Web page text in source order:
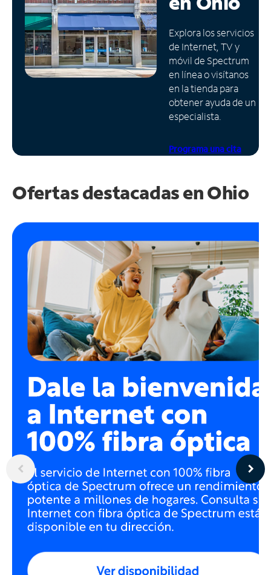
Administrar
cuenta
Encuentra
una
tienda
Explora los servicios
de Internet, TV y
móvil de Spectrum
en línea o visítanos
en la tienda para
obtener ayuda de un
especialista.
Programa una cita
Ofertas destacadas enOhio